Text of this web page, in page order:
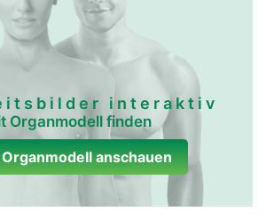
interaktiv
Organmodell finden
Organmodell anschauen